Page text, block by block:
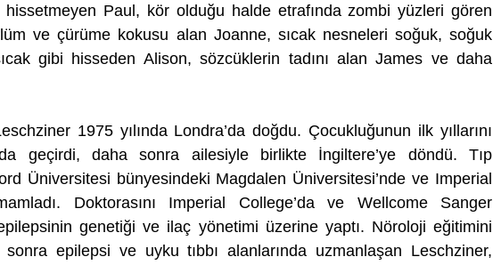
hissetmeyen Paul, kör olduğu halde etrafında zombi yüzleri gören
ve çürüme kokusu alan Joanne, sıcak nesneleri soğuk, soğuk
gibi hisseden Alison, sözcüklerin tadını alan James ve daha
1975 yılında Londra’da doğdu. Çocukluğunun ilk yıllarını
geçirdi, daha sonra ailesiyle birlikte İngiltere’ye döndü. Tıp
Üniversitesi bünyesindeki Magdalen Üniversitesi’nde ve Imperial
Doktorasını Imperial College’da ve Wellcome Sanger
genetiği ve ilaç yönetimi üzerine yaptı. Nöroloji eğitimini
sonra epilepsi ve uyku tıbbı alanlarında uzmanlaşan Leschziner,